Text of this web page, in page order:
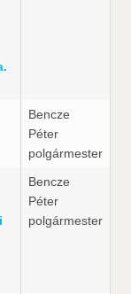
Bencze
Péter
polgármester
Bencze
Péter
polgármester